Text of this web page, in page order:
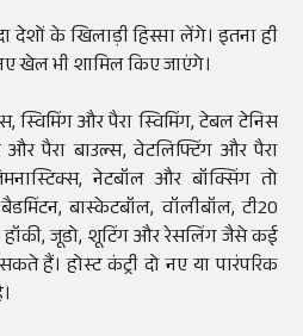
देशों के खिलाड़ी हिस्सा लेंगे। इतना ही
खेल भी शामिल किए जाएंगे।
और पैरा स्विमिंग, टेबल टेनिस
पैरा बाउल्स, वेटलिफ्टिंग और पैरा
नेटबॉल और बॉक्सिंग तो
बास्केटबॉल, वॉलीबॉल, टी20
हॉकी, जूडो, शूटिंग और रेसलिंग जैसे कई
हैं। होस्ट कंट्री दो नए या पारंपरिक